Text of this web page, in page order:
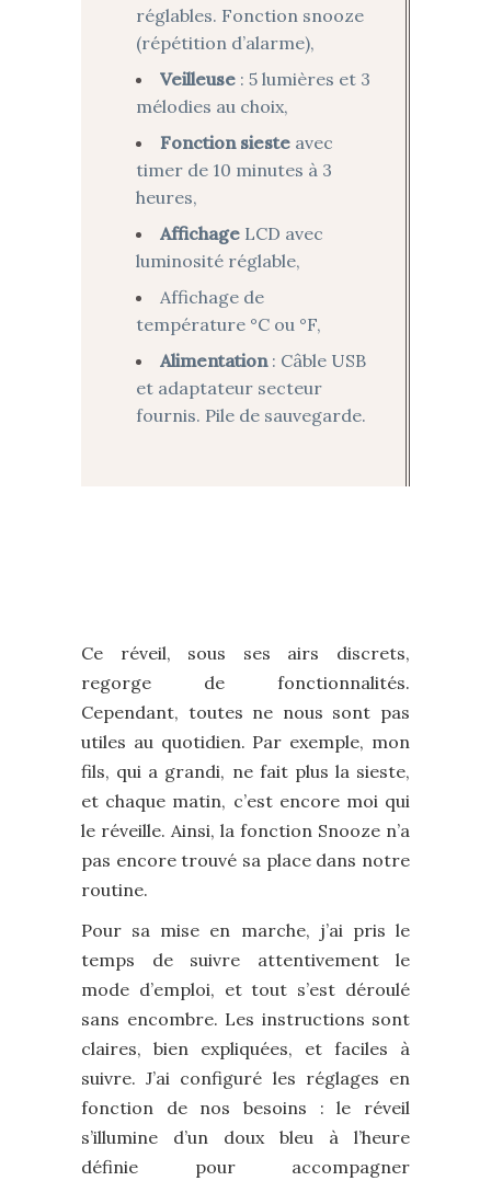
réglables. Fonction snooze
(répétition d’alarme),
Veilleuse : 5 lumières et 3
mélodies au choix,
Fonction sieste avec
timer de 10 minutes à 3
heures,
Affichage LCD avec
luminosité réglable,
Affichage de
température °C ou °F,
Alimentation: Câble USB
et adaptateur secteur
fournis. Pile de sauvegarde.
Ce réveil, sous ses airs discrets,
regorge de fonctionnalités.
Cependant, toutes ne nous sont pas
utiles au quotidien. Par exemple, mon
fils, qui a grandi, ne fait plus la sieste,
et chaque matin, c’est encore moi qui
le réveille. Ainsi, la fonction Snooze n’a
pas encore trouvé sa place dans notre
routine.
Pour sa mise en marche, j’ai pris le
temps de suivre attentivement le
mode d’emploi, et tout s’est déroulé
sans encombre. Les instructions sont
claires, bien expliquées, et faciles à
suivre. J’ai configuré les réglages en
fonction de nos besoins : le réveil
s’illumine d’un doux bleu à l’heure
définie pour accompagner